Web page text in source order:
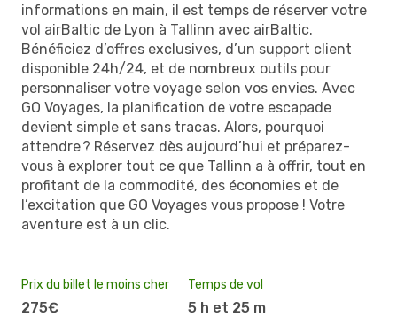
informations en main, il est temps de réserver votre
vol airBaltic de Lyon à Tallinn avec airBaltic.
Bénéficiez d’offres exclusives, d’un support client
disponible 24h/24, et de nombreux outils pour
personnaliser votre voyage selon vos envies. Avec
GO Voyages, la planification de votre escapade
devient simple et sans tracas. Alors, pourquoi
attendre ? Réservez dès aujourd’hui et préparez-
vous à explorer tout ce que Tallinn a à offrir, tout en
profitant de la commodité, des économies et de
l’excitation que GO Voyages vous propose ! Votre
aventure est à un clic.
Prix du billet le moins cher
275€
Temps de vol
5 h et 25 m